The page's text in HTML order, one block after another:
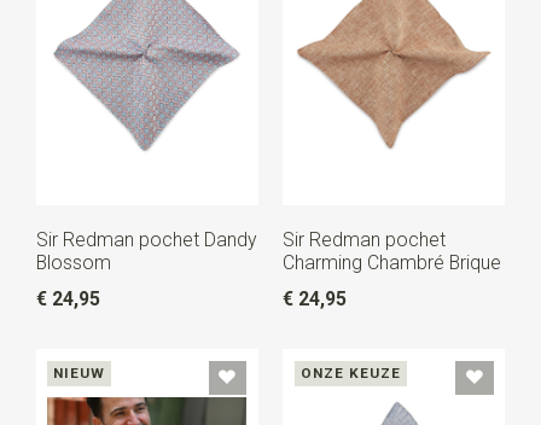
Sir Redman pochet Dandy
Blossom
€ 24,95
Sir Redman pochet
Charming Chambré Brique
€ 24,95
NIEUW ONZE KEUZE